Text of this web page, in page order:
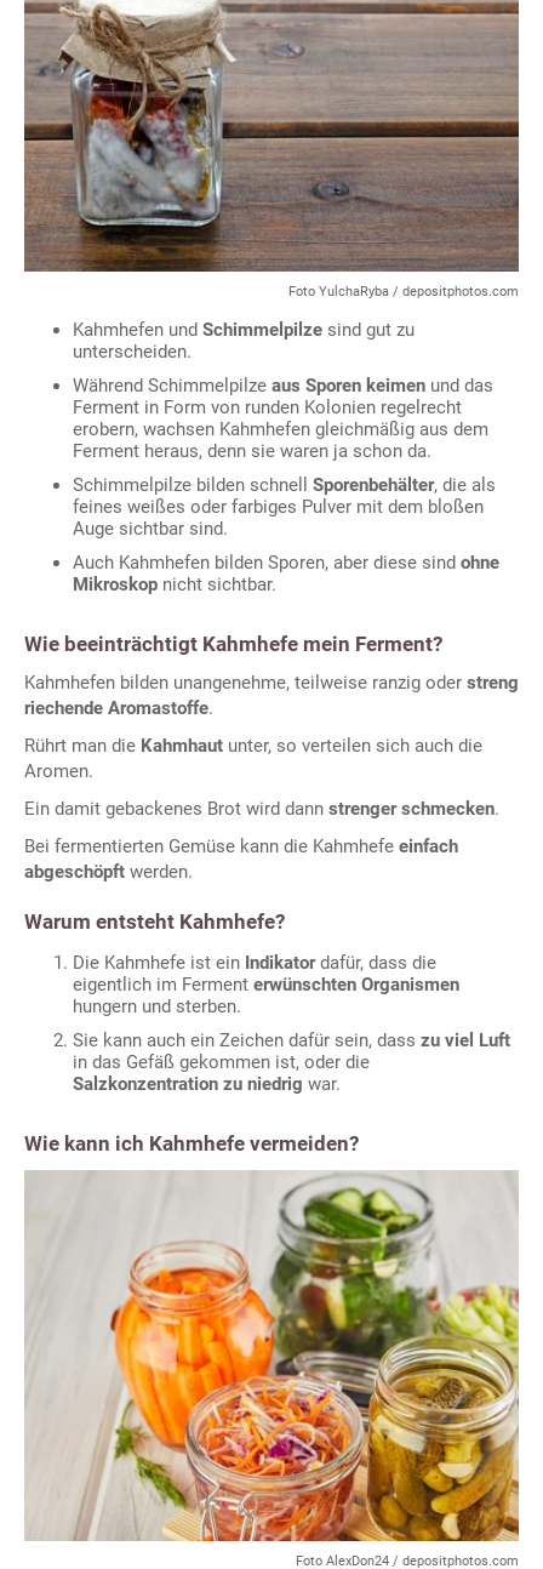
Foto YulchaRyba / depositphotos.com
Kahmhefen und Schimmelpilze sind gut zu
unterscheiden.
Während Schimmelpilze aus Sporen keimen und das
Ferment in Form von runden Kolonien regelrecht
erobern, wachsen Kahmhefen gleichmäßig aus dem
Ferment heraus, denn sie waren ja schon da.
Schimmelpilze bilden schnell Sporenbehälter, die als
feines weißes oder farbiges Pulver mit dem bloßen
Auge sichtbar sind.
Auch Kahmhefen bilden Sporen, aber diese sind ohne
Mikroskop nicht sichtbar.
Wie beeinträchtigt Kahmhefe mein Ferment?
Kahmhefen bilden unangenehme, teilweise ranzig oder streng
riechende Aromastoffe.
Rührt man die Kahmhaut unter, so verteilen sich auch die
Aromen.
Ein damit gebackenes Brot wird dann strenger schmecken.
Bei fermentierten Gemüse kann die Kahmhefe einfach
abgeschöpft werden.
Warum entsteht Kahmhefe?
Die Kahmhefe ist ein Indikatordafür, dass die
eigentlich im Ferment erwünschten Organismen
hungern und sterben.
Sie kann auch ein Zeichen dafür sein, dass zu viel Luft
in das Gefäß gekommen ist, oder die
Salzkonzentration zu niedrig war.
Wie kann ich Kahmhefe vermeiden?
Foto AlexDon24 / depositphotos.com